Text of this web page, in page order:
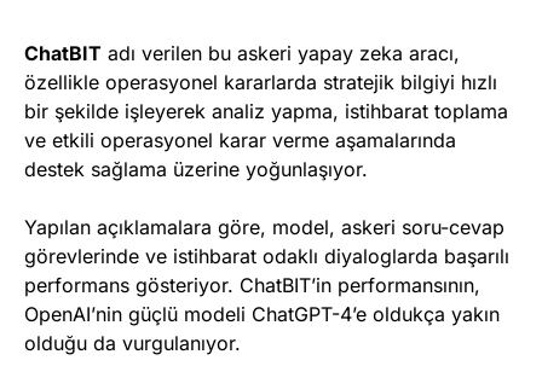
ChatBIT adı verilen bu askeri yapay zeka aracı,
özellikle operasyonel kararlarda stratejik bilgiyi hızlı
bir şekilde işleyerek analiz yapma, istihbarat toplama
ve etkili operasyonel karar verme aşamalarında
destek sağlama üzerine yoğunlaşıyor.
Yapılan açıklamalara göre, model, askeri soru-cevap
görevlerinde ve istihbarat odaklı diyaloglarda başarılı
performans gösteriyor. ChatBIT’in performansının,
OpenAI’nin güçlü modeli ChatGPT-4’e oldukça yakın
olduğu da vurgulanıyor.